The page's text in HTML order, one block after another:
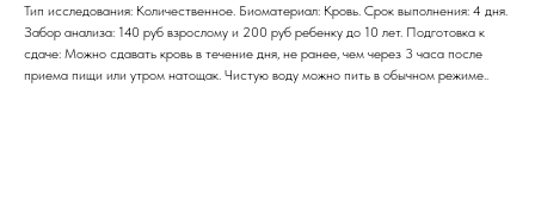
Тип исследования: Количественное. Биоматериал: Кровь. Срок выполнения: 4 дня.
Забор анализа: 140 руб взрослому и 200 руб ребенку до 10 лет. Подготовка к
сдаче: Можно сдавать кровь в течение дня, не ранее, чем через 3 часа после
приема пищи или утром натощак. Чистую воду можно пить в обычном режиме..